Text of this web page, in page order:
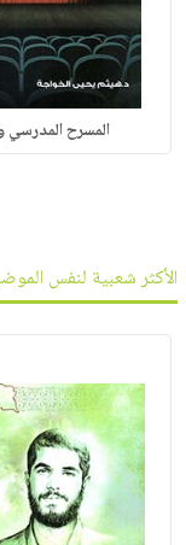
المسرح المدرسي
الأكثر شعبية لنفس